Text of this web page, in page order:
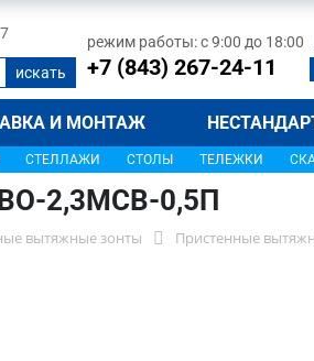
режим работы: с 9:00 до 18:00
+7 (843) 267-24-11
И МОНТАЖ
СТЕЛЛАЖИ СТОЛЫ ТЕЛЕЖКИ
2,3МСВ-0,5П
вытяжные зонты
Пристенные